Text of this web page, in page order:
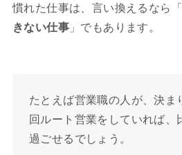
慣れた仕事は、言い換えるなら「
きない仕事」でもあります。
たとえば営業職の人が、決ま
回ルート営業をしていれば、
過ごせるでしょう。